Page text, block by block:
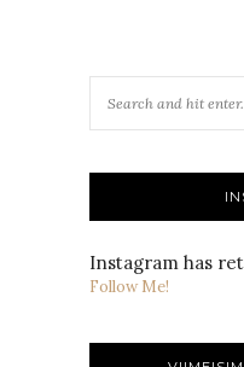
Instagram has
Follow Me!